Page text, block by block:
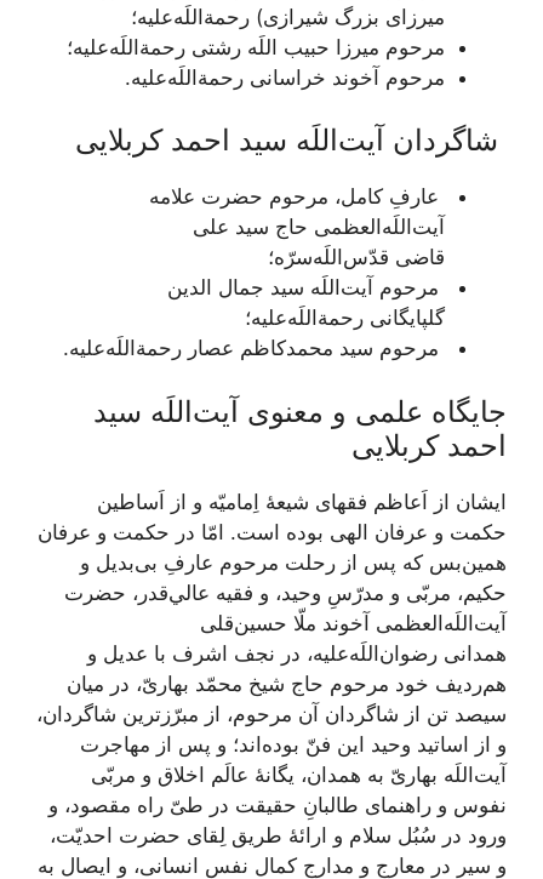
ميرزاى بزرگ شیرازی) رحمة‌اللَه‌علیه؛
مرحوم ميرزا حبيب اللَه رشتى رحمة‌اللَه‌علیه؛
مرحوم آخوند خراسانى رحمة‌اللَه‌علیه.
شاگردان آیت‌اللَه سید احمد کربلایی
عارفِ کامل، مرحوم حضرت علامه
آیت‌اللَه‌العظمی حاج سید علی
قاضی قدّس‌اللَه‌سرّه؛
مرحوم آیت‌اللَه سید جمال الدین
گلپایگانی رحمة‌اللَه‌علیه؛
مرحوم سید محمدکاظم عصار رحمة‌اللَه‌علیه.
جایگاه علمی و معنوی آیت‌اللَه سید
احمد کربلایی
ایشان از اَعاظم فقهای شيعۀ اِماميّه و از اَساطين
حكمت و عرفان الهى بوده است. امّا در حكمت و عرفان
همين‌بس كه پس از رحلت مرحوم عارفِ بى‌بديل و
حكيم، مربّى و مدرّسِ وحيد، و فقيه عالي‌قدر، حضرت
آيت‌اللَه‌العظمی آخوند ملّا حسين‌‏قلى
همدانى رضوان‌اللَه‌عليه، در نجف اشرف با عديل و
هم‌رديف خود مرحوم حاج شيخ محمّد بهارىّ، در ميان
سيصد تن از شاگردان آن مرحوم، از مبرّزترين شاگردان،
و از اساتيد وحيد اين فنّ بوده‌‏اند؛ و پس از مهاجرت
آيت‌اللَه‌ بهارىّ به همدان‏، يگانۀ عالَم اخلاق و مربّى
نفوس و راهنماى طالبانِ حقيقت در طىّ راه مقصود، و
ورود در سُبُل سلام‏ و ارائۀ طريق لِقاى حضرت احديّت،
و سير در معارج و مدارج كمال نفس انسانى، و ايصال به